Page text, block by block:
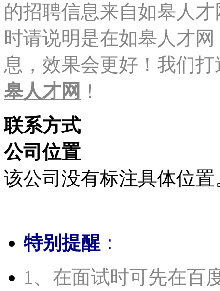
的招聘信息来自如皋人才
时请说明是在如皋人才网
息，效果会更好！我们
皋人才网 ！
联系方式
公司位置
该公司没有标注具体位置
特别提醒 ：
1、在面试时可先在百